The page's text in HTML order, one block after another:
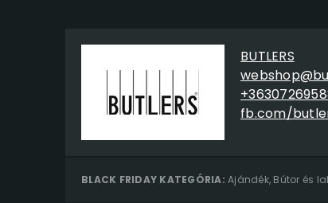
BUTLERS
fb.com/
BLACK FRIDAY KATEGÓRIA: Ajándék, Bútor és